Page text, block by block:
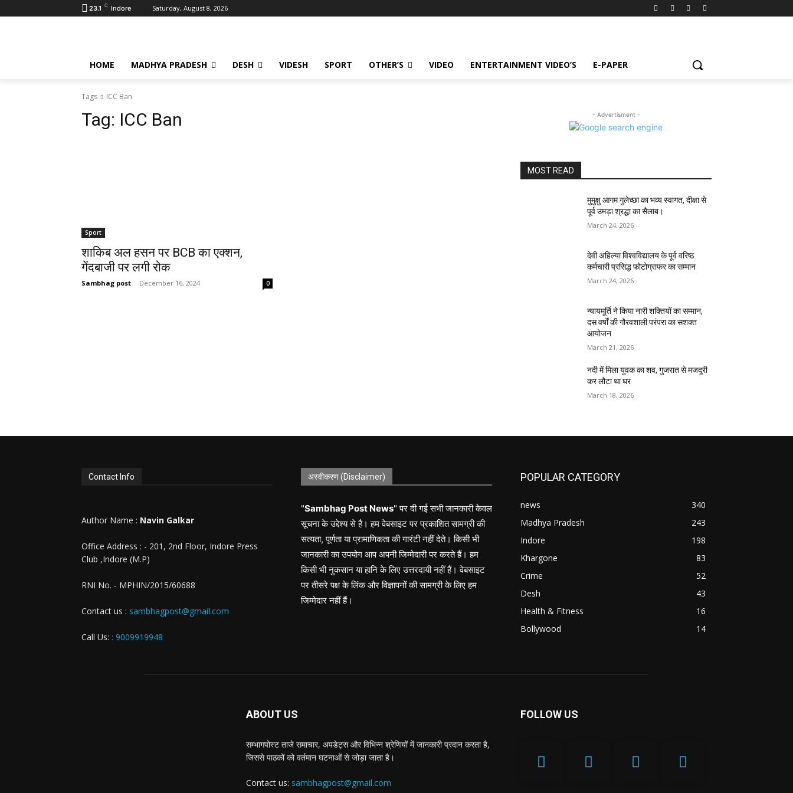
23.1 C Indore Saturday, August 8, 2026
HOME MADHYA PRADESH DESH VIDESH SPORT OTHER’S VIDEO ENTERTAINMENT VIDEO’S E-PAPER
Tags ICC Ban
Tag: ICC Ban
Sport
शाकिब अल हसन पर BCB का एक्शन,
गेंदबाजी पर लगी रोक
Sambhag post - December 16, 2024 0
- Advertisment -
MOST READ
मुमुक्षु आगम गुलेच्छा का भव्य स्वागत, दीक्षा से
पूर्व उमड़ा श्रद्धा का सैलाब।
March 24, 2026
देवी अहिल्या विश्वविद्यालय के पूर्व वरिष्ठ
कर्मचारी प्रसिद्ध फोटोग्राफर का सम्मान
March 24, 2026
न्यायमूर्ति ने किया नारी शक्तियों का सम्मान,
दस वर्षों की गौरवशाली परंपरा का सशक्त
आयोजन
March 21, 2026
नदी में मिला युवक का शव, गुजरात से मजदूरी
कर लौटा था घर
March 18, 2026
Contact Info
Author Name : Navin Galkar
Office Address : - 201, 2nd Floor, Indore Press
Club ,Indore (M.P)
RNI No. - MPHIN/2015/60688
Contact us : sambhagpost@gmail.com
Call Us: : 9009919948
अस्वीकरण (Disclaimer)
"Sambhag Post News" पर दी गई सभी जानकारी केवल
सूचना के उद्देश्य से है। हम वेबसाइट पर प्रकाशित सामग्री की
सत्यता, पूर्णता या प्रामाणिकता की गारंटी नहीं देते। किसी भी
जानकारी का उपयोग आप अपनी जिम्मेदारी पर करते हैं। हम
किसी भी नुकसान या हानि के लिए उत्तरदायी नहीं हैं। वेबसाइट
पर तीसरे पक्ष के लिंक और विज्ञापनों की सामग्री के लिए हम
जिम्मेदार नहीं हैं।
POPULAR CATEGORY
news
340
Madhya Pradesh
243
Indore
198
Khargone
83
Crime
52
Desh
43
Health & Fitness
16
Bollywood
14
ABOUT US
सम्भागपोस्ट ताजे समाचार, अपडेट्स और विभिन्न श्रेणियों में जानकारी प्रदान करता है,
जिससे पाठकों को वर्तमान घटनाओं से जोड़ा जाता है।
Contact us: sambhagpost@gmail.com
FOLLOW US